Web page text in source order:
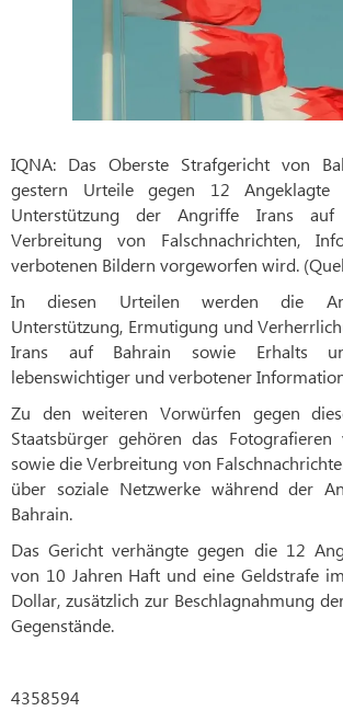
IQNA: Das Oberste Strafgericht von
gestern Urteile gegen 12 Angeklagte
Unterstützung der Angriffe Irans auf
Verbreitung von Falschnachrichten,
verbotenen Bildern vorgeworfen wird.
In diesen Urteilen werden die
Unterstützung, Ermutigung und
Irans auf Bahrain sowie Erhalts
lebenswichtiger und verbotener
Zu den weiteren Vorwürfen gegen
Staatsbürger gehören das
sowie die Verbreitung von
über soziale Netzwerke während der
Bahrain.
Das Gericht verhängte gegen die 12
von 10 Jahren Haft und eine Geldstrafe
Dollar, zusätzlich zur Beschlagnahmung
Gegenstände.
4358594